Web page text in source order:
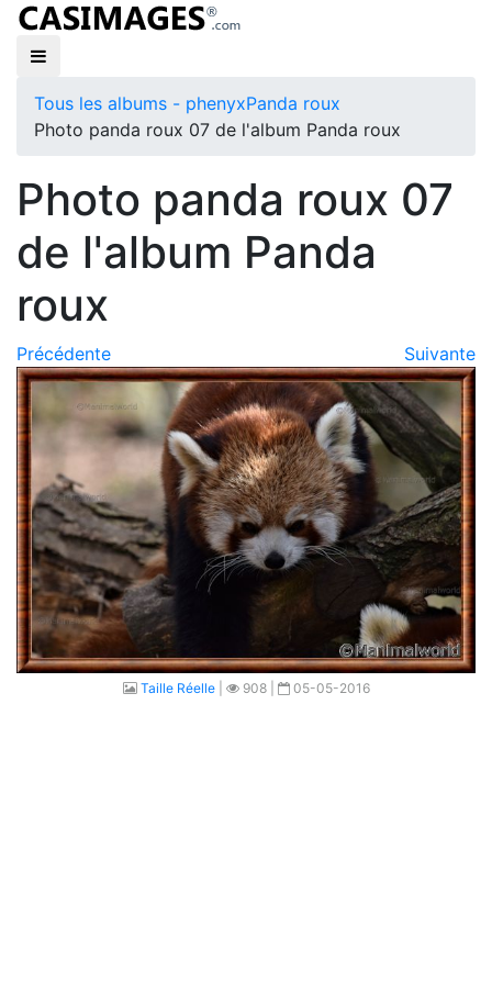
Tous les albums - phenyxPanda roux
Photo panda roux 07 de l'album Panda roux
Photo panda roux 07
de l'album Panda
roux
Précédente Suivante
Taille Réelle| 908 | 05-05-2016